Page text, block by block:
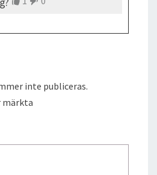
inte publiceras.
märkta